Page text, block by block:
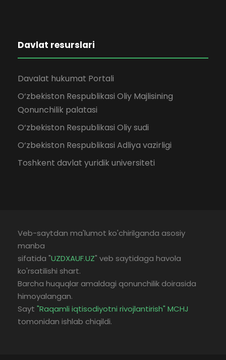
Davlat resurslari
Davalat hukumat Portali
O‘zbekiston Respublikasi Oliy Majlisining
Qonunchilik palatasi
O‘zbekiston Respublikasi Oliy sudi
O‘zbekiston Respublikasi Adliya vazirligi
Toshkent davlat yuridik universiteti
Veb-saytdan ma'lumot ko'chirilganda asosiy
manba
sifatida "UZDXAUF.UZ" veb saytidaga havola
ko'rsatilishi shart.
Barcha huquqlar amaldagi qonunchilik doirasida
himoyalangan.
Sayt "Raqamli iqtisodiyotni rivojlantirish" MCHJ
tomonidan ishlab chiqildi.